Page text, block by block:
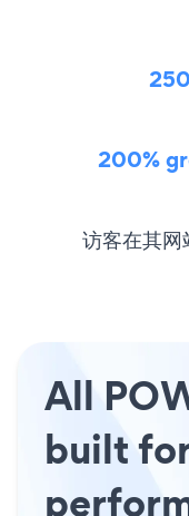
200%
访客在其网
All
built